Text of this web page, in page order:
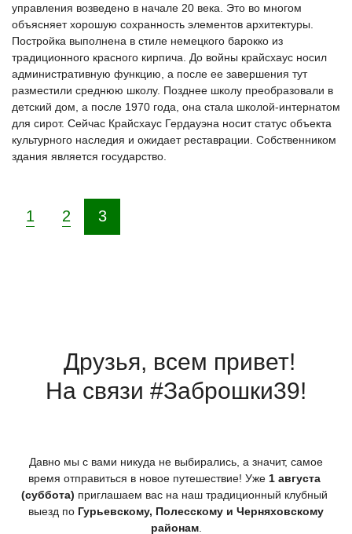
управления возведено в начале 20 века. Это во многом
объясняет хорошую сохранность элементов архитектуры.
Постройка выполнена в стиле немецкого барокко из
традиционного красного кирпича. До войны крайсхаус носил
административную функцию, а после ее завершения тут
разместили среднюю школу. Позднее школу преобразовали в
детский дом, а после 1970 года, она стала школой-интернатом
для сирот. Сейчас Крайсхаус Гердауэна носит статус объекта
культурного наследия и ожидает реставрации. Собственником
здания является государство.
1 2 3
Друзья, всем привет!
На связи #Заброшки39!
Давно мы с вами никуда не выбирались, а значит, самое
время отправиться в новое путешествие! Уже 1 августа
(суббота) приглашаем вас на наш традиционный клубный
выезд по Гурьевскому, Полесскому и Черняховскому
районам.